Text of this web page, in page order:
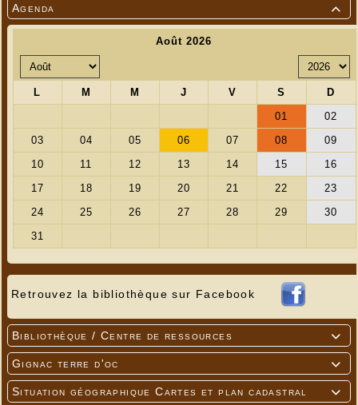

Agenda
Retrouvez la bibliothèque sur Facebook

Bibliothèque / Centre de ressources

Gignac terre d'oc

Situation géographique Cartes et plan cadastral